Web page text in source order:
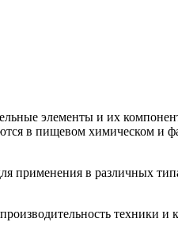
элементы и их
в пищевом химическом и
применения в различных
техники и